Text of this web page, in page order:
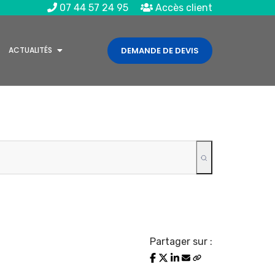
07 44 57 24 95 Accès client
ACTUALITÉS DEMANDE DE DEVIS
Partager sur :